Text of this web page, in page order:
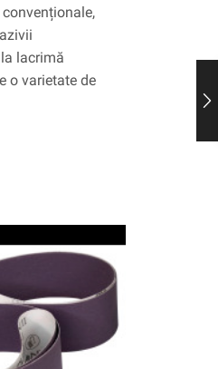
lacrimă
o varietate de